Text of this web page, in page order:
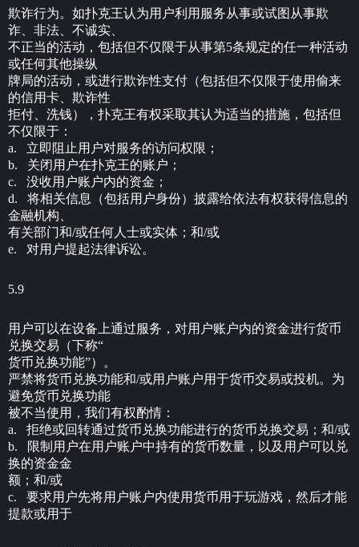
欺诈行为。如扑克王认为用户利用服务从事或试图从事欺
诈、非法、不诚实、
不正当的活动，包括但不仅限于从事第5条规定的任一种活动
或任何其他操纵
牌局的活动，或进行欺诈性支付（包括但不仅限于使用偷来
的信用卡、欺诈性
拒付、洗钱），扑克王有权采取其认为适当的措施，包括但
不仅限于：
a. 立即阻止用户对服务的访问权限；
b. 关闭用户在扑克王的账户；
c. 没收用户账户内的资金；
d. 将相关信息（包括用户身份）披露给依法有权获得信息的
金融机构、
有关部门和/或任何人士或实体；和/或
e. 对用户提起法律诉讼。
5.9
用户可以在设备上通过服务，对用户账户内的资金进行货币
兑换交易（下称“
货币兑换功能”）。
严禁将货币兑换功能和/或用户账户用于货币交易或投机。为
避免货币兑换功能
被不当使用，我们有权酌情：
a. 拒绝或回转通过货币兑换功能进行的货币兑换交易；和/或
b. 限制用户在用户账户中持有的货币数量，以及用户可以兑
换的资金金
额；和/或
c. 要求用户先将用户账户内使用货币用于玩游戏，然后才能
提款或用于